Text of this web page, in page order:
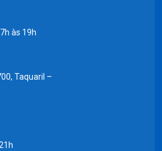
às 19h
Taquaril –